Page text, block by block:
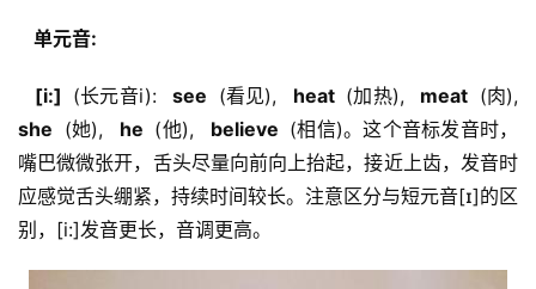
  单元音:
  [i:]
(长元音i):
  see
(看见),
  heat
(加热),
  meat
she (她),
  he
(他),
  believe
(相信)。这个音标发音时，
嘴巴微微张开，舌头尽量向前向上抬起，接近上齿，发音时
应感觉舌头绷紧，持续时间较长。注意区分与短元音[ɪ]的区
别，[i:]发音更长，音调更高。